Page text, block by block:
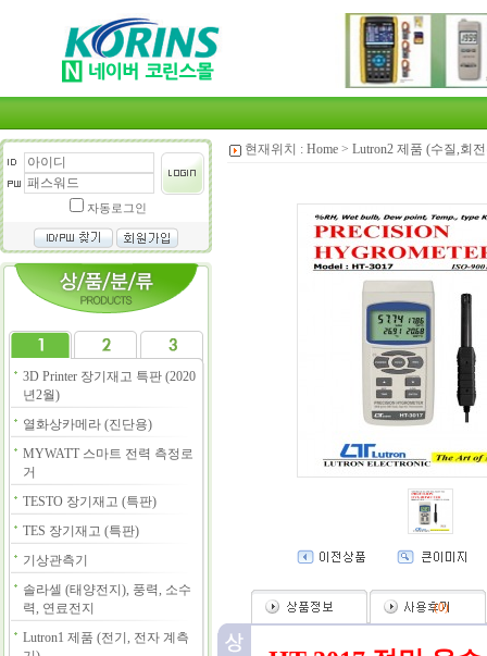
자동로그인
3D Printer 장기재고 특판 (2020
년2월)
열화상카메라 (진단용)
MYWATT 스마트 전력 측정로
거
TESTO 장기재고 (특판)
TES 장기재고 (특판)
기상관측기
솔라셀 (태양전지), 풍력, 소수
력, 연료전지
Lutron1 제품 (전기, 전자 계측
현재위치 : Home > Lutron2 제품 (수질,회
(0)